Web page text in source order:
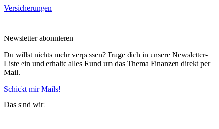
Versicherungen
Newsletter abonnieren
Du willst nichts mehr verpassen? Trage dich in unsere Newsletter-
Liste ein und erhalte alles Rund um das Thema Finanzen direkt per
Mail.
Schickt mir Mails!
Das sind wir: